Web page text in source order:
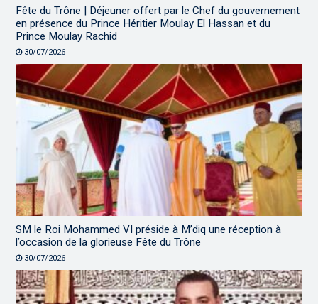
Fête du Trône | Déjeuner offert par le Chef du gouvernement
en présence du Prince Héritier Moulay El Hassan et du
Prince Moulay Rachid
30/07/2026
SM le Roi Mohammed VI préside à M’diq une réception à
l’occasion de la glorieuse Fête du Trône
30/07/2026